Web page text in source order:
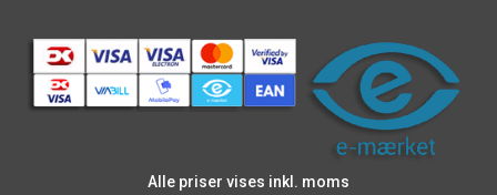
Alle priser vises inkl. moms